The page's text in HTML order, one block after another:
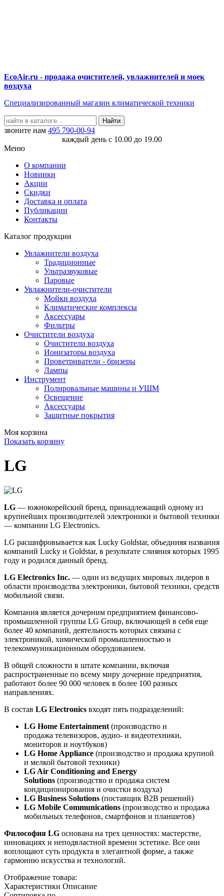
EcoAir.ru - продажа очистителей, увлажнителей и моек
воздуха
Специализированный магазин климатической техники
звоните нам 495 790-00-94
каждый день с 10.00 до 19.00
Меню
О компании
Новинки
Акции
Скидки
Доставка и оплата
Публикации
Контакты
Каталог продукции
Увлажнители воздуха
Традиционные
Ультразвуковые
Паровые
Увлажнители-очистители
Мойки воздуха
Климатические комплексы
Аксессуары
Фильтры
Очистители воздуха
Очистители воздуха
Ионизаторы воздуха
Проветриватели - бризеры
Лампы
Инструмент
Полировальные машины и УШМ
Освещение
Аксессуары
Защитные покрытия
Моя корзина
Показать корзину
LG
LG — южнокорейский бренд, принадлежащий одному из
крупнейших производителей электроники и бытовой техники
— компании LG Electronics.
LG расшифровывается как Lucky Goldstar, объединяя названия
компаний Lucky и Goldstar, в результате слияния которых 1995
году и родился данный бренд.
LG Electronics Inc. — один из ведущих мировых лидеров в
области производства электроники, бытовой техники, средств
мобильной связи.
Компания является дочерним предприятием финансово-
промышленной группы LG Group, включающей в себя еще
более 40 компаний, деятельность которых связана с
электроникой, химической промышленностью и
телекоммуникационным оборудованием.
В общей сложности в штате компании, включая
распространенные по всему миру дочерние предприятия,
работают более 90 000 человек в более 100 разных
направлениях.
В состав LG Electronics входят пять подразделений:
LG Home Entertainment (производство и
продажа телевизоров, аудио- и видеотехники,
мониторов и ноутбуков)
LG Home Appliance (производство и продажа крупной
и мелкой бытовой техники)
LG Air Conditioning and Energy
Solutions (производство и продажа систем
кондиционирования и очистки воздуха)
LG Business Solutions (поставщик B2B решений)
LG Mobile Communications (производство и продажа
мобильных телефонов, смартфонов и планшетов)
Философия LG основана на трех ценностях: мастерстве,
инновациях и неподвластной времени эстетике. Все они
воплощают суть продукта в элегантной форме, а также
гармонию искусства и технологий.
Отображение товара:
Характеристики Описание